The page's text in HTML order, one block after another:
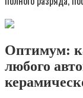
Оптимум:
любого